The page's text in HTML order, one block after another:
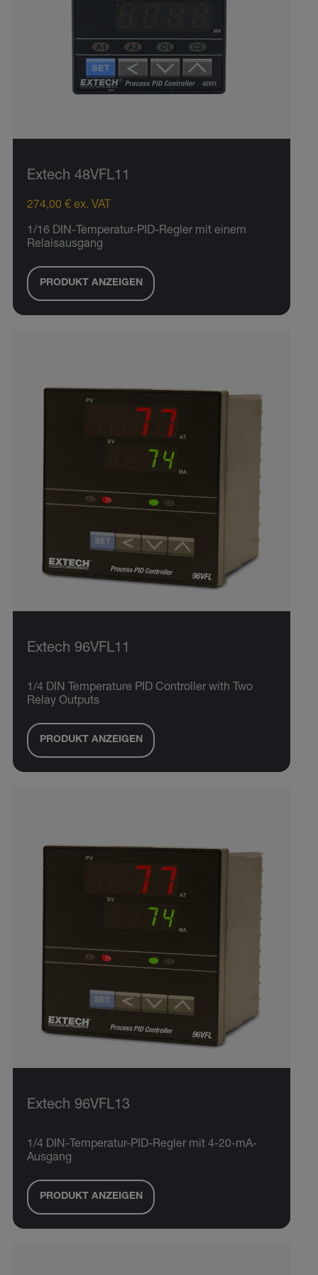
Extech 48VFL11
274,00 € ex. VAT
1/16 DIN-Temperatur-PID-Regler mit einem
Relaisausgang
PRODUKT ANZEIGEN
Extech 96VFL11
1/4 DIN Temperature PID Controller with Two
Relay Outputs
PRODUKT ANZEIGEN
Extech 96VFL13
1/4 DIN-Temperatur-PID-Regler mit 4-20-mA-
Ausgang
PRODUKT ANZEIGEN